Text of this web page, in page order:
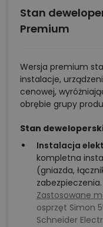
Stan
Premium
Wersja premium
instalacje,
cenowej,
obrębie grupy
Stan
Instalacja
kompletna
(gniazda,
zabezpieczenia.
Zastosowane
osprzęt Simon
Schneider